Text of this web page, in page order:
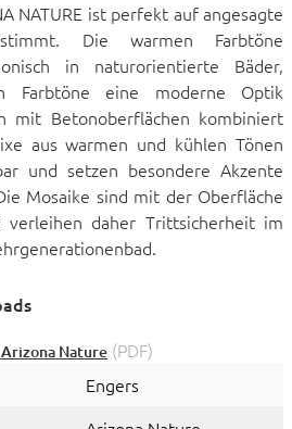
NATURE ist perfekt auf angesagte
Die warmen Farbtöne
in naturorientierte Bäder,
Farbtöne eine moderne Optik
mit Betonoberflächen kombiniert
aus warmen und kühlen Tönen
und setzen besondere Akzente
Mosaike sind mit der Oberfläche
verleihen daher Trittsicherheit im
Nature (PDF)
Engers